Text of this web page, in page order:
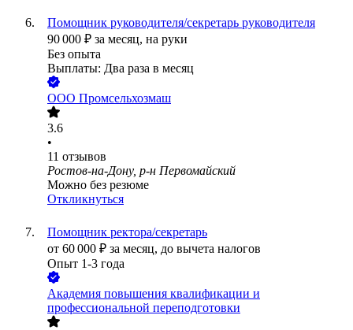
Помощник руководителя/секретарь руководителя
90 000 ₽ за месяц, на руки
Без опыта
Выплаты: Два раза в месяц
ООО Промсельхозмаш
3.6
•
11 отзывов
Ростов-на-Дону, р-н Первомайский
Можно без резюме
Откликнуться
Помощник ректора/секретарь
от 60 000 ₽ за месяц, до вычета налогов
Опыт 1-3 года
Академия повышения квалификации и
профессиональной переподготовки